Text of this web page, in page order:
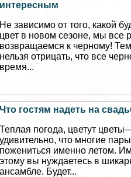
интересным
Не зависимо от того, какой
цвет в новом сезоне, мы все
возвращаемся к черному!
нельзя отрицать, что все
время...
Что гостям надеть на
Теплая погода, цветут
удивительно, что многие
пожениться именно летом.
этому вы нуждаетесь в
ансамбле. Будет...